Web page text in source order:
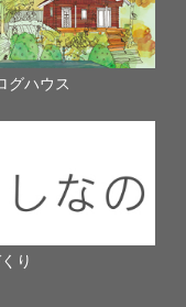
グハウス
り